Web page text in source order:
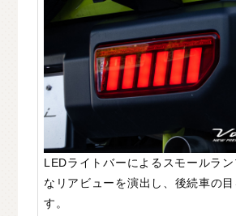
LEDライトバーによるスモールラ
なリアビューを演出し、後続車の
す。